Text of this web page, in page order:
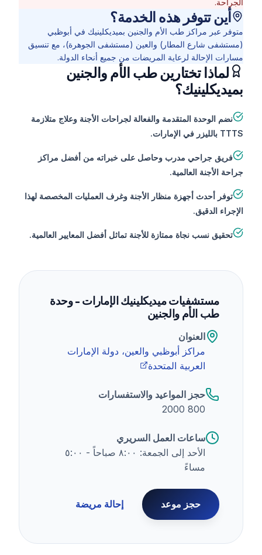
الجراحة.
أين تتوفر هذه الخدمة؟
متوفر عبر مراكز طب الأم والجنين بميديكلينيك في أبوظبي
(مستشفى شارع المطار) والعين (مستشفى الجوهرة)، مع تنسيق
مسارات الإحالة لرعاية المريضات من جميع أنحاء الدولة.
لماذا تختارين طب الأم والجنين
بميديكلينيك؟
نضم الوحدة المتقدمة والفعالة لجراحات الأجنة وعلاج متلازمة
TTTS بالليزر في الإمارات.
فريق جراحي مدرب وحاصل على خبراته من أفضل مراكز
جراحة الأجنة العالمية.
توفر أحدث أجهزة منظار الأجنة وغرف العمليات المخصصة لهذا
الإجراء الدقيق.
تحقيق نسب نجاة ممتازة للأجنة تماثل أفضل المعايير العالمية.
مستشفيات ميديكلينيك الإمارات - وحدة
طب الأم والجنين
العنوان
مراكز أبوظبي والعين، دولة الإمارات
العربية المتحدة
حجز المواعيد والاستفسارات
800 2000
ساعات العمل السريري
الأحد إلى الجمعة: ٨:٠٠ صباحاً - ٥:٠٠
مساءً
حجز موعد إحالة مريضة